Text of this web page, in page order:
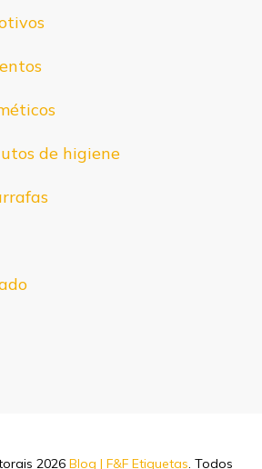
de higiene
2026 Blog | F&F Etiquetas. Todos